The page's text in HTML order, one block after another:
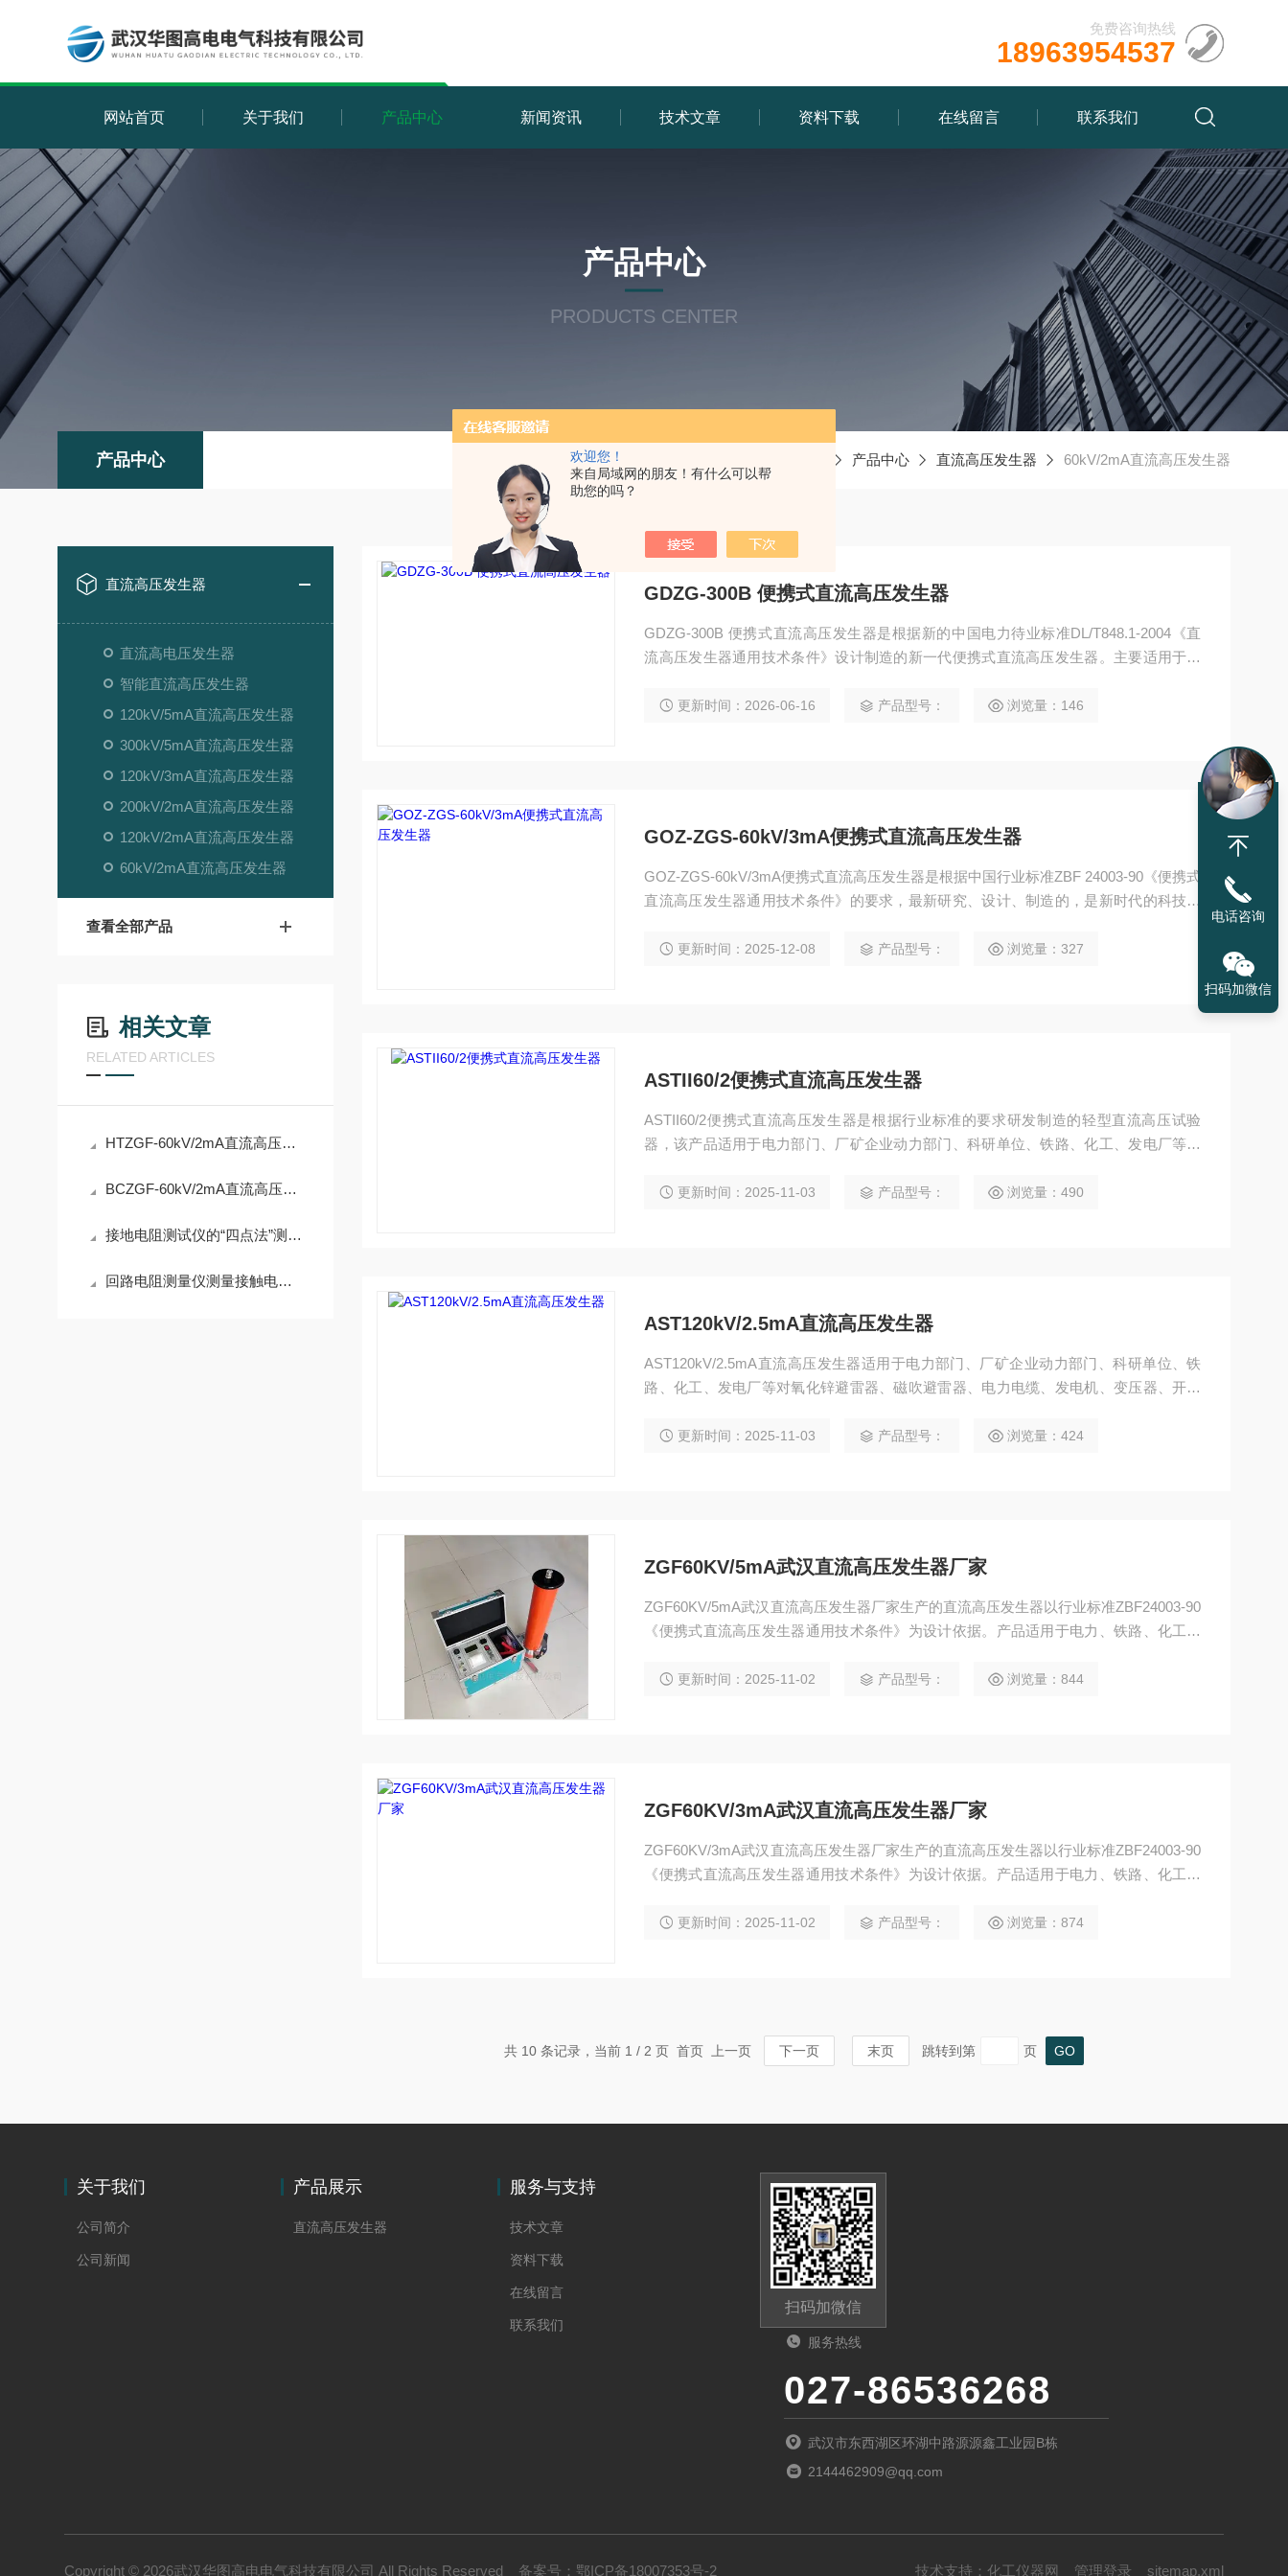
欢迎您！
来自局域网的朋友！有什么可以帮
助您的吗？
免费咨询热线
18963954537
网站首页 关于我们 产品中心 新闻资讯 技术文章 资料下载 在线留言 联系我们
产品中心
PRODUCTS CENTER
产品中心 产品中心 直流高压发生器 60kV/2mA直流高压发生器
直流高压发生器
直流高电压发生器
智能直流高压发生器
120kV/5mA直流高压发生器
300kV/5mA直流高压发生器
120kV/3mA直流高压发生器
200kV/2mA直流高压发生器
120kV/2mA直流高压发生器
60kV/2mA直流高压发生器
查看全部产品
相关文章
RELATED ARTICLES
HTZGF-60kV/2mA直流高压发生器产品介绍
BCZGF-60kV/2mA直流高压发生器产品介绍
接地电阻测试仪的“四点法”测试方法
回路电阻测量仪测量接触电阻注意事项
GDZG-300B 便携式直流高压发生器
GDZG-300B 便携式直流高压发生器是根据新的中国电力待业标准DL/T848.1-2004《直
流高压发生器通用技术条件》设计制造的新一代便携式直流高压发生器。主要适用于电
机等高压电气设备进行直流耐压试验。
更新时间：2026-06-16 产品型号： 浏览量：146
GOZ-ZGS-60kV/3mA便携式直流高压发生器
GOZ-ZGS-60kV/3mA便携式直流高压发生器是根据中国行业标准ZBF 24003-90《便携式
直流高压发生器通用技术条件》的要求，最新研究、设计、制造的，是新时代的科技产
路、化工、发电厂等对氧化锌避雷器、磁吹避雷器、电力电缆、发电机、变压器、开关
更新时间：2025-12-08 产品型号： 浏览量：327
ASTII60/2便携式直流高压发生器
ASTII60/2便携式直流高压发生器是根据行业标准的要求研发制造的轻型直流高压试验
器，该产品适用于电力部门、厂矿企业动力部门、科研单位、铁路、化工、发电厂等对
验与直流泄漏电流试验。
更新时间：2025-11-03 产品型号： 浏览量：490
AST120kV/2.5mA直流高压发生器
AST120kV/2.5mA直流高压发生器适用于电力部门、厂矿企业动力部门、科研单位、铁
路、化工、发电厂等对氧化锌避雷器、磁吹避雷器、电力电缆、发电机、变压器、开关
更新时间：2025-11-03 产品型号： 浏览量：424
ZGF60KV/5mA武汉直流高压发生器厂家
ZGF60KV/5mA武汉直流高压发生器厂家生产的直流高压发生器以行业标准ZBF24003-90
《便携式直流高压发生器通用技术条件》为设计依据。产品适用于电力、铁路、化工、
耐压试验。
更新时间：2025-11-02 产品型号： 浏览量：844
ZGF60KV/3mA武汉直流高压发生器厂家
ZGF60KV/3mA武汉直流高压发生器厂家生产的直流高压发生器以行业标准ZBF24003-90
《便携式直流高压发生器通用技术条件》为设计依据。产品适用于电力、铁路、化工、
耐压试验。
更新时间：2025-11-02 产品型号： 浏览量：874
共 10 条记录，当前 1 / 2 页 首页 上一页 下一页 末页 跳转到第 页
关于我们
公司简介
公司新闻
产品展示
直流高压发生器
服务与支持
技术文章
资料下载
在线留言
联系我们
扫码加微信
服务热线
027-86536268
武汉市东西湖区环湖中路源源鑫工业园B栋
2144462909@qq.com
Copyright © 2026武汉华图高电电气科技有限公司 All Rights Reserved 备案号：鄂ICP备18007353号-2 技术支持： 化工仪器网 管理登录 sitemap.xml
电话咨询
扫码加微信